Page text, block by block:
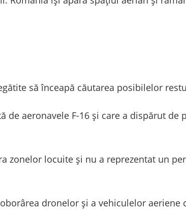
să înceapă căutarea posibilelor
aeronavele F-16 și care a dispărut de
zonelor locuite și nu a reprezentat un
dronelor și a vehiculelor